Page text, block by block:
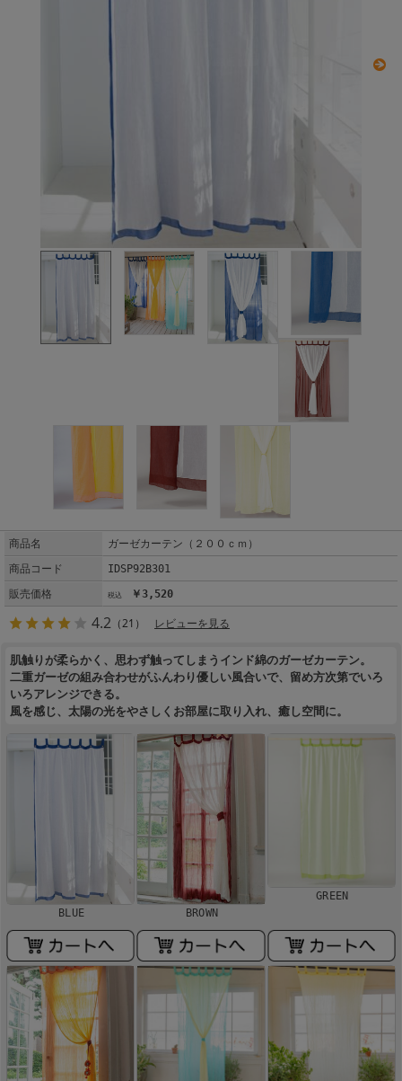
商品名
ガーゼカーテン（２００ｃｍ）
商品コード
IDSP92B301
販売価格
￥3,520
4.2 （21） レビューを見る
肌触りが柔らかく、思わず触ってしまうインド綿のガーゼカーテン。
二重ガーゼの組み合わせがふんわり優しい風合いで、留め方次第でいろ
いろアレンジできる。
風を感じ、太陽の光をやさしくお部屋に取り入れ、癒し空間に。
BLUE BROWN
GREEN